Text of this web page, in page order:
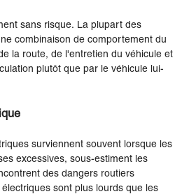
sans risque. La plupart des
combinaison de comportement du
la route, de l'entretien du véhicule et
plutôt que par le véhicule lui-
surviennent souvent lorsque les
excessives, sous-estiment les
des dangers routiers
sont plus lourds que les